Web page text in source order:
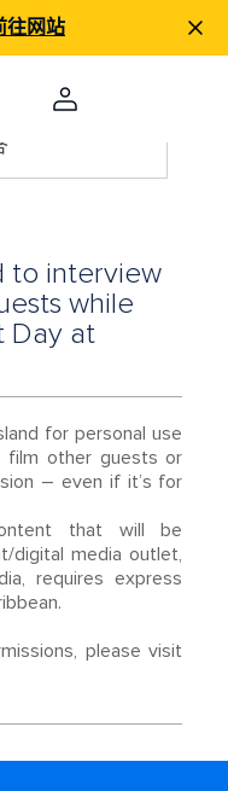
往网站
to interview
while
Day at
for personal use
film other guests or
– even if it’s for
that will be
digital media outlet,
requires express
please visit